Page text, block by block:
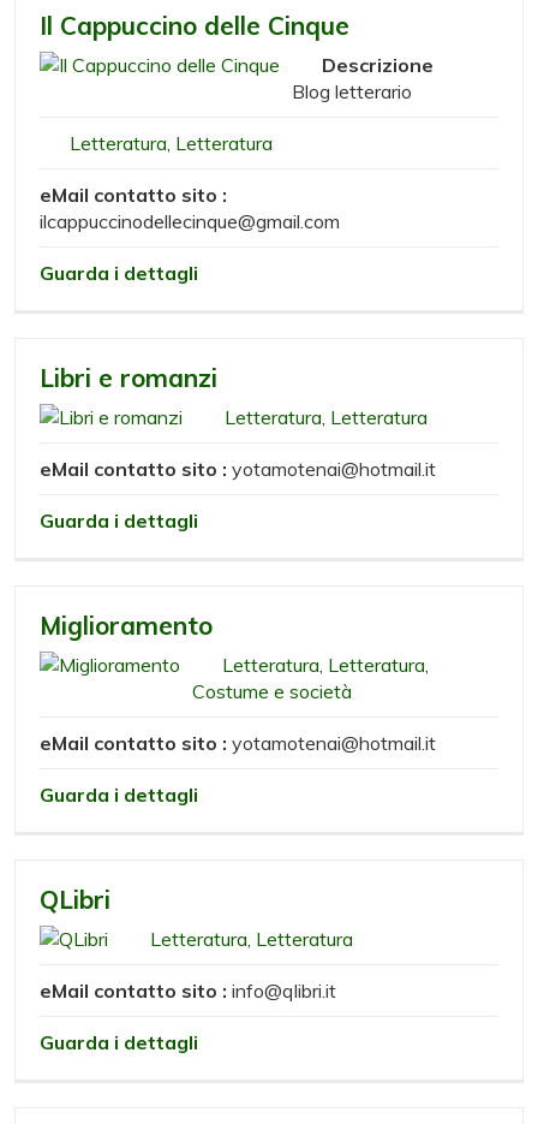
Il Cappuccino delle Cinque
Descrizione
Blog letterario
Letteratura, Letteratura
eMail contatto sito :
ilcappuccinodellecinque@gmail.com
Guarda i dettagli
Libri e romanzi
Letteratura, Letteratura
eMail contatto sito : yotamotenai@hotmail.it
Guarda i dettagli
Miglioramento
Letteratura, Letteratura,
Costume e società
eMail contatto sito : yotamotenai@hotmail.it
Guarda i dettagli
QLibri
Letteratura, Letteratura
eMail contatto sito : info@qlibri.it
Guarda i dettagli